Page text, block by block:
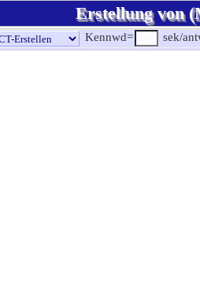
Erstellung von
Kennwd= sek/